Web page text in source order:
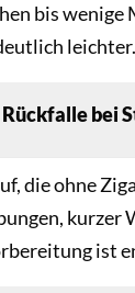
bis
leichter.
bei
die ohne
kurzer
ist